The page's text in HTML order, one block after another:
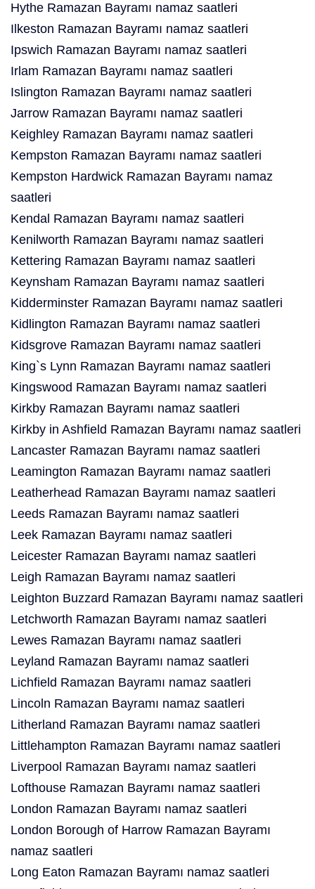
Hythe Ramazan Bayramı namaz saatleri
Ilkeston Ramazan Bayramı namaz saatleri
Ipswich Ramazan Bayramı namaz saatleri
Irlam Ramazan Bayramı namaz saatleri
Islington Ramazan Bayramı namaz saatleri
Jarrow Ramazan Bayramı namaz saatleri
Keighley Ramazan Bayramı namaz saatleri
Kempston Ramazan Bayramı namaz saatleri
Kempston Hardwick Ramazan Bayramı namaz
saatleri
Kendal Ramazan Bayramı namaz saatleri
Kenilworth Ramazan Bayramı namaz saatleri
Kettering Ramazan Bayramı namaz saatleri
Keynsham Ramazan Bayramı namaz saatleri
Kidderminster Ramazan Bayramı namaz saatleri
Kidlington Ramazan Bayramı namaz saatleri
Kidsgrove Ramazan Bayramı namaz saatleri
King`s Lynn Ramazan Bayramı namaz saatleri
Kingswood Ramazan Bayramı namaz saatleri
Kirkby Ramazan Bayramı namaz saatleri
Kirkby in Ashfield Ramazan Bayramı namaz saatleri
Lancaster Ramazan Bayramı namaz saatleri
Leamington Ramazan Bayramı namaz saatleri
Leatherhead Ramazan Bayramı namaz saatleri
Leeds Ramazan Bayramı namaz saatleri
Leek Ramazan Bayramı namaz saatleri
Leicester Ramazan Bayramı namaz saatleri
Leigh Ramazan Bayramı namaz saatleri
Leighton Buzzard Ramazan Bayramı namaz saatleri
Letchworth Ramazan Bayramı namaz saatleri
Lewes Ramazan Bayramı namaz saatleri
Leyland Ramazan Bayramı namaz saatleri
Lichfield Ramazan Bayramı namaz saatleri
Lincoln Ramazan Bayramı namaz saatleri
Litherland Ramazan Bayramı namaz saatleri
Littlehampton Ramazan Bayramı namaz saatleri
Liverpool Ramazan Bayramı namaz saatleri
Lofthouse Ramazan Bayramı namaz saatleri
London Ramazan Bayramı namaz saatleri
London Borough of Harrow Ramazan Bayramı
namaz saatleri
Long Eaton Ramazan Bayramı namaz saatleri